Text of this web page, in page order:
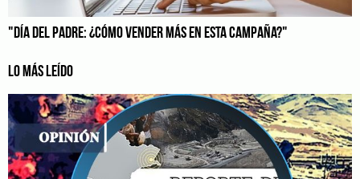
"DÍA DEL PADRE: ¿CÓMO VENDER MÁS EN ESTA CAMPAÑA?"
LO MÁS LEÍDO